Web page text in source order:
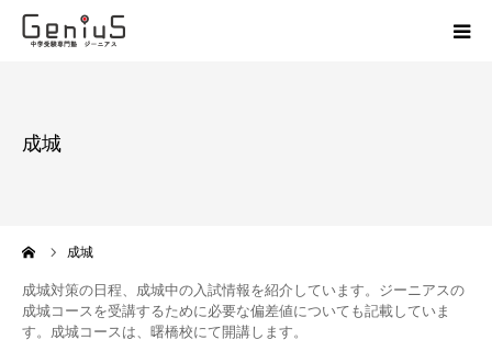
成城
成城
成城対策の日程、成城中の入試情報を紹介しています。ジーニアスの
成城コースを受講するために必要な偏差値についても記載していま
す。成城コースは、曙橋校にて開講します。
模試